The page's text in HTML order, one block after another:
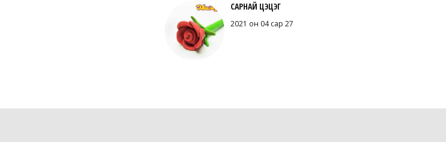
САРНАЙ ЦЭЦЭГ
2021 он 04 сар 27